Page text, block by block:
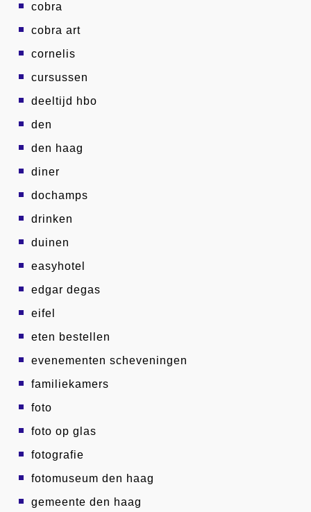
cobra
cobra art
cornelis
cursussen
deeltijd hbo
den
den haag
diner
dochamps
drinken
duinen
easyhotel
edgar degas
eifel
eten bestellen
evenementen scheveningen
familiekamers
foto
foto op glas
fotografie
fotomuseum den haag
gemeente den haag